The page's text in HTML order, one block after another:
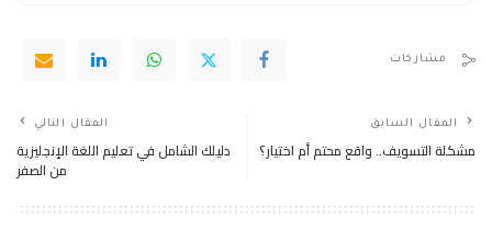
مشاركات
المقال السابق
مشكلة التسويف.. واقع محتم أم اختيار؟
المقال التالي
دليلك الشامل في تعليم اللغة الإنجليزية
من الصفر